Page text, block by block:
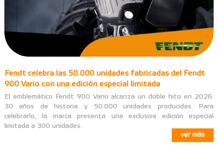
Fendt celebra las 50.000 unidades fabricadas del Fendt
900 Vario con una edición especial limitada
El emblemático Fendt 900 Vario alcanza un doble hito en 2026:
30 años de historia y 50.000 unidades producidas. Para
celebrarlo, la marca presenta una exclusiva edición especial
limitada a 300 unidades.
ver más